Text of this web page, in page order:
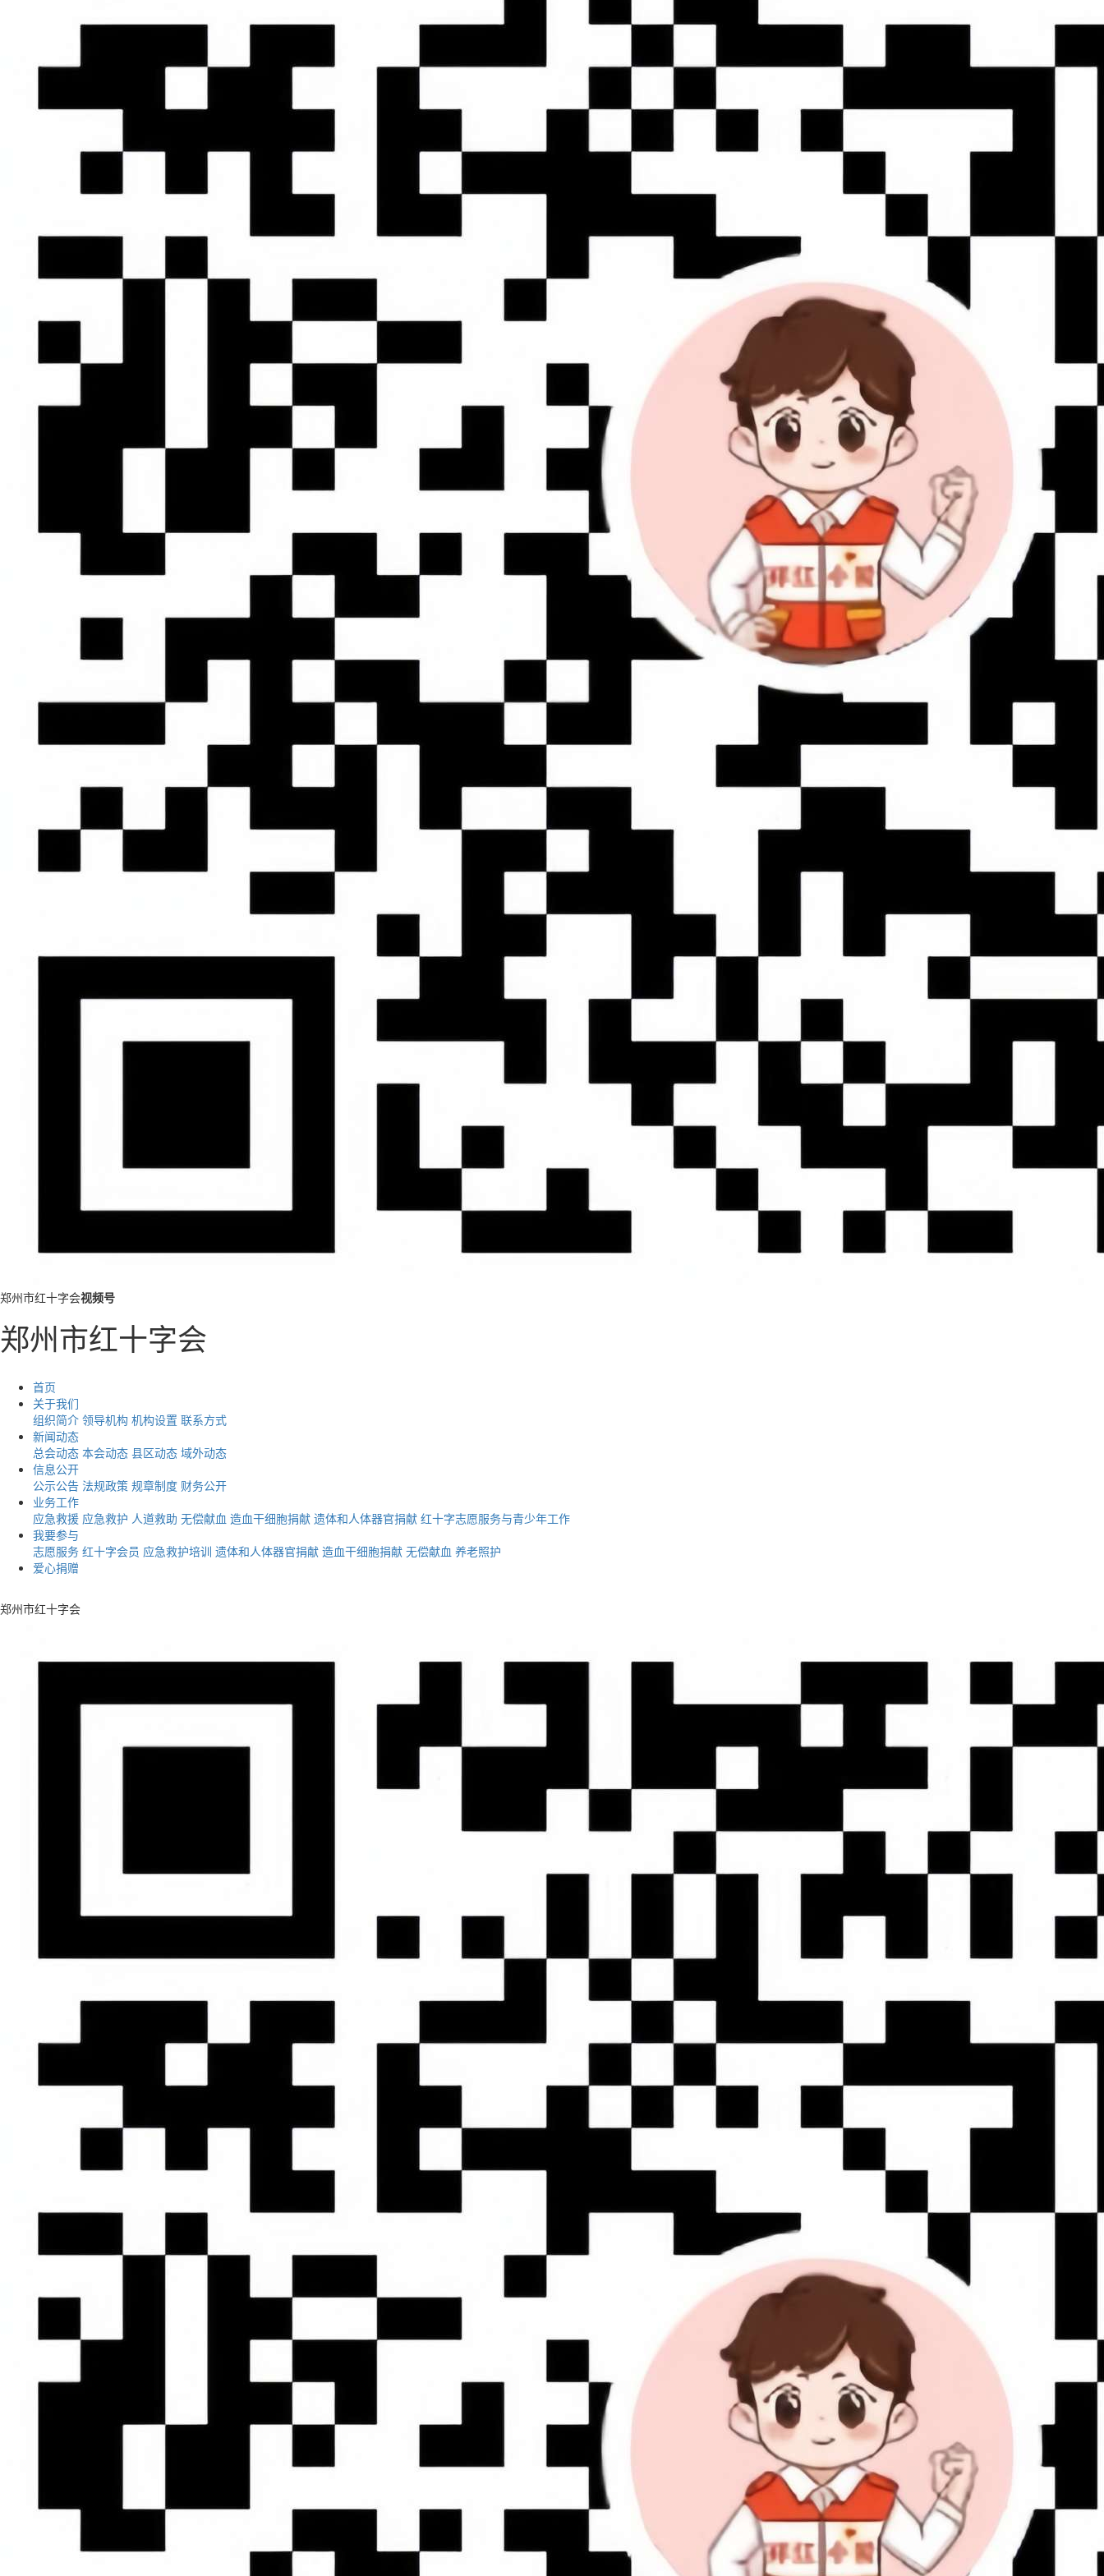
郑州市红十字会视频号
郑州市红十字会
首页
关于我们
组织简介 领导机构 机构设置 联系方式
新闻动态
总会动态 本会动态 县区动态 域外动态
信息公开
公示公告 法规政策 规章制度 财务公开
业务工作
应急救援 应急救护 人道救助 无偿献血 造血干细胞捐献 遗体和人体器官捐献 红十字志愿服务与青少年工作
我要参与
志愿服务 红十字会员 应急救护培训 遗体和人体器官捐献 造血干细胞捐献 无偿献血 养老照护
爱心捐赠
郑州市红十字会